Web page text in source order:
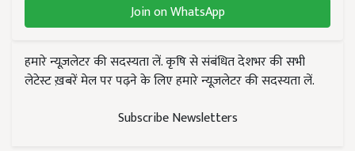
Join on WhatsApp
हमारे न्यूज़लेटर की सदस्यता लें. कृषि से संबंधित देशभर की सभी
लेटेस्ट ख़बरें मेल पर पढ़ने के लिए हमारे न्यूज़लेटर की सदस्यता लें.
Subscribe Newsletters